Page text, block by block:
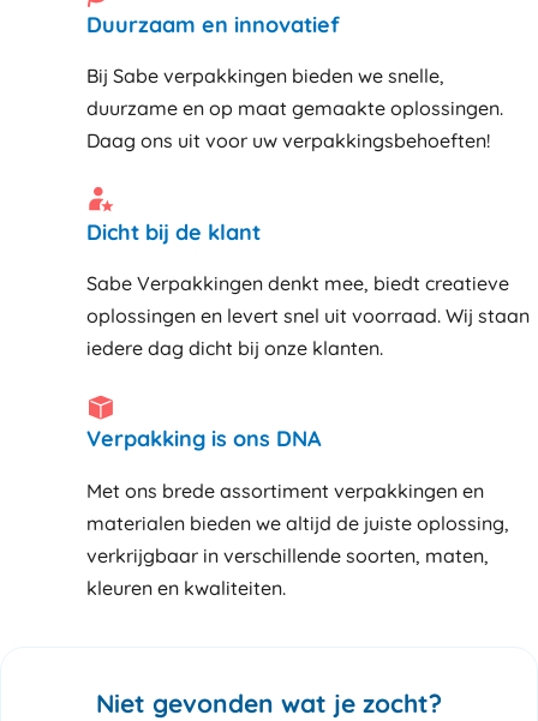
Duurzaam en innovatief
Bij Sabe verpakkingen bieden we snelle,
duurzame en op maat gemaakte oplossingen.
Daag ons uit voor uw verpakkingsbehoeften!
Dicht bij de klant
Sabe Verpakkingen denkt mee, biedt creatieve
oplossingen en levert snel uit voorraad. Wij staan
iedere dag dicht bij onze klanten
Verpakking is ons DNA
Met ons brede assortiment verpakkingen en
materialen bieden we altijd de juiste oplossing,
verkrijgbaar in verschillende soorten, maten,
kleuren en kwaliteiten.
Niet gevonden wat je zocht?